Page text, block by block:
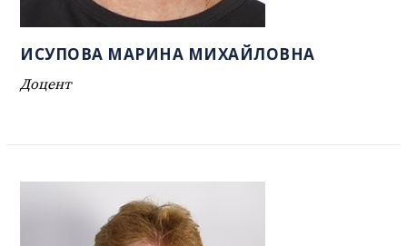
ИСУПОВА МАРИНА МИХАЙЛОВНА
Доцент